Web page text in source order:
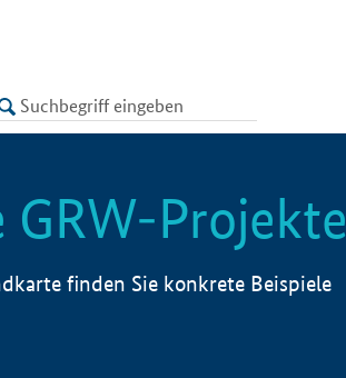
Projekte
finden Sie konkrete Beispiele